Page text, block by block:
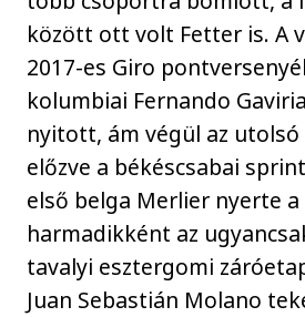
között ott volt Fetter is. A
2017-es Giro
kolumbiai Fernando
nyitott, ám végül az
előzve a békéscsabai
első belga Merlier nyerte
harmadikként az
tavalyi esztergomi
Juan Sebastián Molano